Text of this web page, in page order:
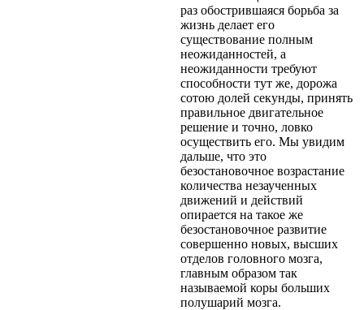
раз обострившаяся борьба за
жизнь делает его
существование полным
неожиданностей, а
неожиданности требуют
способности тут же, дорожа
сотою долей секунды, принять
правильное двигательное
решение и точно, ловко
осуществить его. Мы увидим
дальше, что это
безостановочное возрастание
количества незаученных
движений и действий
опирается на такое же
безостановочное развитие
совершенно новых, высших
отделов головного мозга,
главным образом так
называемой коры больших
полушарий мозга.